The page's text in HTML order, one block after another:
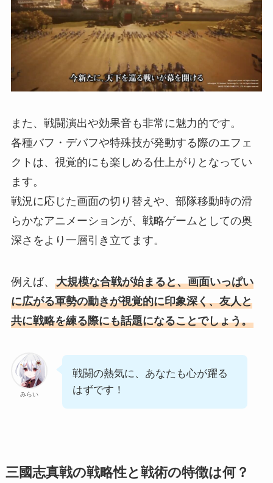
また、戦闘演出や効果音も非常に魅力的です。
各種バフ・デバフや特殊技が発動する際のエフェ
クトは、視覚的にも楽しめる仕上がりとなってい
ます。
戦況に応じた画面の切り替えや、部隊移動時の滑
らかなアニメーションが、戦略ゲームとしての奥
深さをより一層引き立てます。
例えば、 大規模な合戦が始まると、画面いっぱい
に広がる軍勢の動きが視覚的に印象深く、友人と
共に戦略を練る際にも話題になることでしょう。
みらい
戦闘の熱気に、あなたも心が躍る
はずです！
三國志真戦の戦略性と戦術の特徴は何？